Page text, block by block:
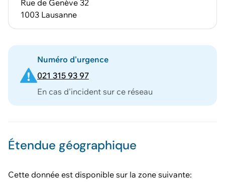
Rue de Genève 32
1003 Lausanne
Numéro d'urgence
021 315 93 97
En cas d'incident sur ce réseau
Étendue géographique
Cette donnée est disponible sur la zone suivante: